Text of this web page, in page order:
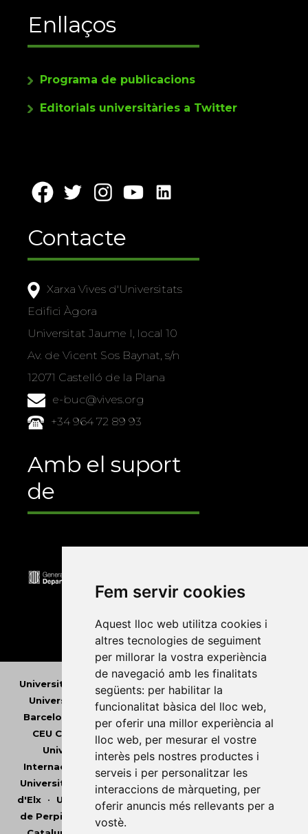
Fem servir cookies
Aquest lloc web utilitza cookies i
altres tecnologies de seguiment
per millorar la vostra experiència
de navegació amb les finalitats
següents: per habilitar la
funcionalitat bàsica del lloc web,
per oferir una millor experiència al
lloc web, per mesurar el vostre
interès pels nostres productes i
serveis i per personalitzar les
interaccions de màrqueting, per
oferir anuncis més rellevants per a
vostè.
Enllaços
Programa de publicacions
Editorials universitàries a Twitter
Contacte
Xarxa Vives d'Universitats
Edifici Àgora
Universitat Jaume I, local 10
Av. de Vicent Sos Baynat, s/n
12071 Castelló de la Plana
e-buc@vives.org
+34 964 72 89 93
Amb el suport
de
Universitat Abat Oliba CEU •Universitat d'Alacant
Universitat d'Andorra
•
Universitat Autònoma de
Barcelona
Universitat de Barcelona
Universitat
CEU Cardenal Herrera
Universitat de Girona
Universitat de les Illes Balears
Universitat
Internacional de Catalunya
Universitat Jaume I
Universitat de Lleida
• Universitat Miguel Hernández
d'Elx• Universitat Oberta de Catalunya • Universitat
de Perpinyà Via Domitia
Universitat Politècnica de